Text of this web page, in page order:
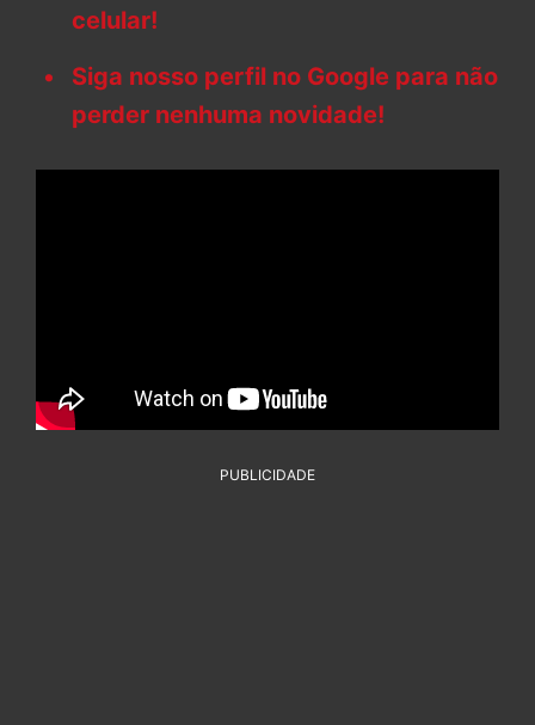
celular!
Siga nosso perfil no Google para não
perder nenhuma novidade!
PUBLICIDADE